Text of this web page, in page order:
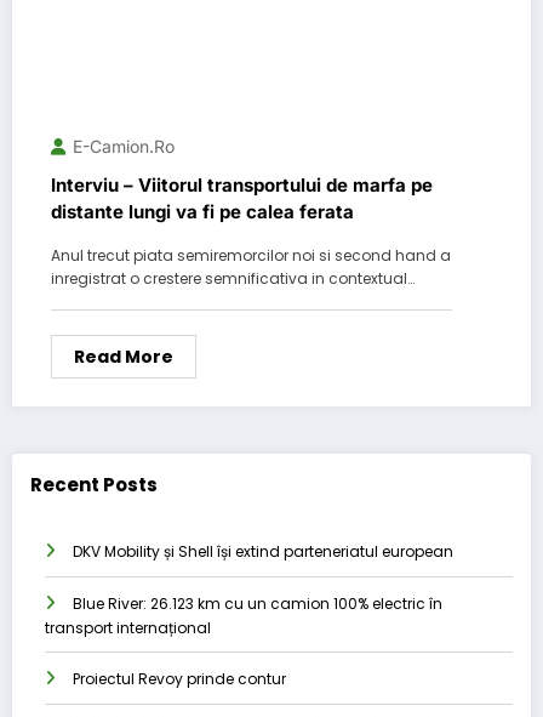
E-Camion.ro
Interviu – Viitorul transportului de marfa pe
distante lungi va fi pe calea ferata
Anul trecut piata semiremorcilor noi si second hand a
inregistrat o crestere semnificativa in contextual…
Read More
Recent Posts
DKV Mobility și Shell își extind parteneriatul european
Blue River: 26.123 km cu un camion 100% electric în
transport internațional
Proiectul Revoy prinde contur